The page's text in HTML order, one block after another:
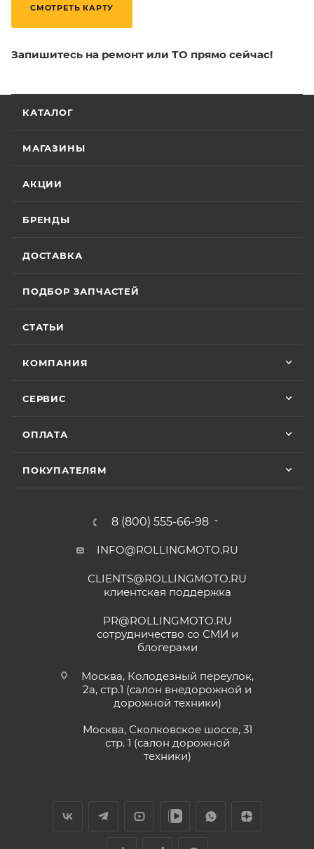
СМОТРЕТЬ КАРТУ
Запишитесь на ремонт или ТО прямо сейчас!
КАТАЛОГ
МАГАЗИНЫ
АКЦИИ
БРЕНДЫ
ДОСТАВКА
ПОДБОР ЗАПЧАСТЕЙ
СТАТЬИ
КОМПАНИЯ
СЕРВИС
ОПЛАТА
ПОКУПАТЕЛЯМ
8 (800) 555-66-98
INFO@ROLLINGMOTO.RU
CLIENTS@ROLLINGMOTO.RU
клиентская поддержка
PR@ROLLINGMOTO.RU
сотрудничество со СМИ и
блогерами
Москва, Колодезный переулок,
2а, стр.1 (салон внедорожной и
дорожной техники)
Москва, Сколковское шоссе, 31
стр. 1 (салон дорожной
техники)